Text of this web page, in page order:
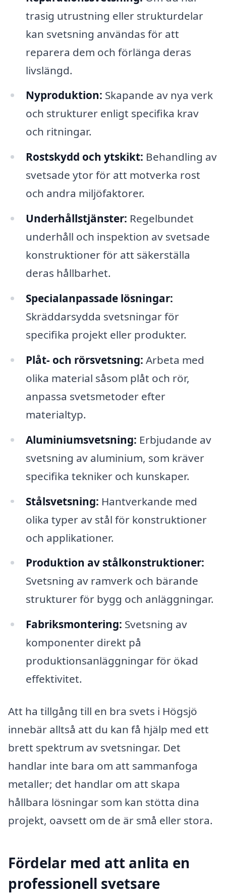
trasig utrustning eller strukturdelar
kan svetsning användas för att
reparera dem och förlänga deras
livslängd.
Nyproduktion: Skapande av nya verk
och strukturer enligt specifika krav
och ritningar.
Rostskydd och ytskikt: Behandling av
svetsade ytor för att motverka rost
och andra miljöfaktorer.
Underhållstjänster: Regelbundet
underhåll och inspektion av svetsade
konstruktioner för att säkerställa
deras hållbarhet.
Specialanpassade lösningar:
Skräddarsydda svetsningar för
specifika projekt eller produkter.
Plåt- och rörsvetsning: Arbeta med
olika material såsom plåt och rör,
anpassa svetsmetoder efter
materialtyp.
Aluminiumsvetsning: Erbjudande av
svetsning av aluminium, som kräver
specifika tekniker och kunskaper.
Stålsvetsning: Hantverkande med
olika typer av stål för konstruktioner
och applikationer.
Produktion av stålkonstruktioner:
Svetsning av ramverk och bärande
strukturer för bygg och anläggningar.
Fabriksmontering: Svetsning av
komponenter direkt på
produktionsanläggningar för ökad
effektivitet.
Att ha tillgång till en bra svets i Högsjö
innebär alltså att du kan få hjälp med ett
brett spektrum av svetsningar. Det
handlar inte bara om att sammanfoga
metaller; det handlar om att skapa
hållbara lösningar som kan stötta dina
projekt, oavsett om de är små eller stora.
Fördelar med att anlita en
professionell svetsare